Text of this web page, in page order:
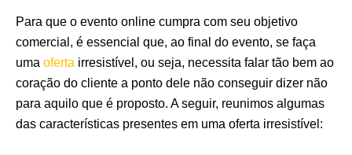
Para que o evento online cumpra com seu objetivo
comercial, é essencial que, ao final do evento, se faça
uma oferta irresistível, ou seja, necessita falar tão bem ao
coração do cliente a ponto dele não conseguir dizer não
para aquilo que é proposto. A seguir, reunimos algumas
das características presentes em uma oferta irresistível: